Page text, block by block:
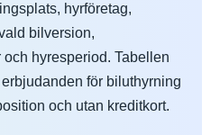
hyrföretag,
bilversion,
hyresperiod. Tabellen
för biluthyrning
och utan kreditkort.